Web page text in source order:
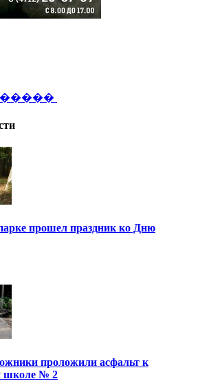
прошел праздник ко Дню
проложили асфальт к
школе № 2